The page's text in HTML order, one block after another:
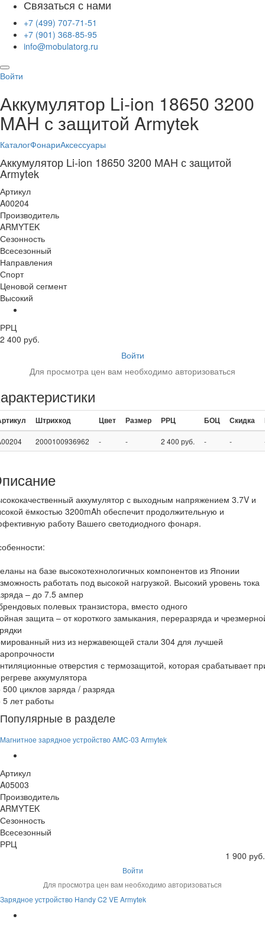
Связаться с нами
+7 (499) 707-71-51
+7 (901) 368-85-95
info@mobulatorg.ru
Войти
Аккумулятор Li-ion 18650 3200
MAH с защитой Armytek
КаталогФонариАксессуары
Аккумулятор Li-ion 18650 3200 MAH с защитой
Armytek
Артикул
A00204
Производитель
ARMYTEK
Сезонность
Всесезонный
Направления
Спорт
Ценовой сегмент
Высокий
РРЦ
2 400 руб.
Войти
Для просмотра цен вам необходимо авторизоваться
Штрихкод Цвет Размер РРЦ БОЦ Скидка
2000100936962 - - 2 400 руб. - -
аккумулятор с выходным напряжением 3.7V и
ёмкостью 3200mAh обеспечит продолжительную и
работу Вашего светодиодного фонаря.
на базе высокотехнологичных компонентов из Японии
работать под высокой нагрузкой. Высокий уровень тока
– до 7.5 ампер
полевых транзистора, вместо одного
защита – от короткого замыкания, переразряда и
низ из нержавеющей стали 304 для лучшей
отверстия с термозащитой, которая срабатывает
аккумулятора
500 циклов заряда / разряда
5 лет работы
Популярные в разделе
Магнитное зарядное устройство AMC-03 Armytek
Артикул
A05003
Производитель
ARMYTEK
Сезонность
Всесезонный
РРЦ
1 900 руб.
Войти
Для просмотра цен вам необходимо авторизоваться
Зарядное устройство Handy C2 VE Armytek